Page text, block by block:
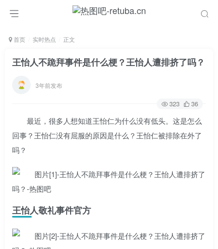
首页 实时热点 正文
王怡人不跪拜事件是什么梗？王怡人遭排挤了吗？
3年前发布
323 36
最近，很多人想知道王怡仁为什么没有低头。这是怎么
回事？王怡仁没有屈服的原因是什么？王怡仁被排除在外了
吗？
王怡人敬礼事件官方